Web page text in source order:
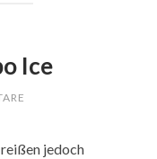
Ice
jedoch